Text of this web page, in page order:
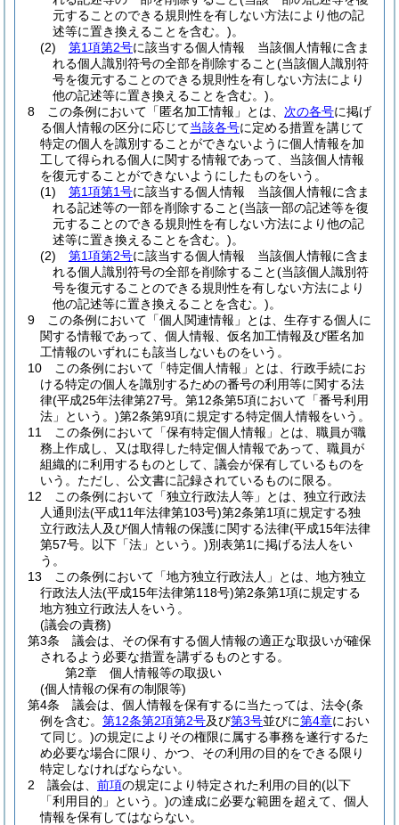
元することのできる規則性を有しない方法により他の記
述等に置き換えることを含む。)。
(2)
第1項第2号に該当する個人情報 当該個人情報に含ま
れる個人識別符号の全部を削除すること(当該個人識別符
号を復元することのできる規則性を有しない方法により
他の記述等に置き換えることを含む。)。
8
この条例において「匿名加工情報」とは、 次の各号に掲げ
る個人情報の区分に応じて当該各号に定める措置を講じて
特定の個人を識別することができないように個人情報を加
工して得られる個人に関する情報であって、当該個人情報
を復元することができないようにしたものをいう。
(1)
第1項第1号に該当する個人情報 当該個人情報に含ま
れる記述等の一部を削除すること(当該一部の記述等を復
元することのできる規則性を有しない方法により他の記
述等に置き換えることを含む。)。
(2)
第1項第2号に該当する個人情報 当該個人情報に含ま
れる個人識別符号の全部を削除すること(当該個人識別符
号を復元することのできる規則性を有しない方法により
他の記述等に置き換えることを含む。)。
9
この条例において「個人関連情報」とは、生存する個人に
関する情報であって、個人情報、仮名加工情報及び匿名加
工情報のいずれにも該当しないものをいう。
10
この条例において「特定個人情報」とは、行政手続にお
ける特定の個人を識別するための番号の利用等に関する法
律(平成25年法律第27号。第12条第5項において「番号利用
法」という。)第2条第9項に規定する特定個人情報をいう。
11
この条例において「保有特定個人情報」とは、職員が職
務上作成し、又は取得した特定個人情報であって、職員が
組織的に利用するものとして、議会が保有しているものを
いう。 ただし、公文書に記録されているものに限る。
12
この条例において「独立行政法人等」とは、独立行政法
人通則法(平成11年法律第103号)第2条第1項に規定する独
立行政法人及び個人情報の保護に関する法律(平成15年法律
第57号。以下「法」という。)別表第1に掲げる法人をい
う。
13
この条例において「地方独立行政法人」とは、地方独立
行政法人法(平成15年法律第118号)第2条第1項に規定する
地方独立行政法人をいう。
(議会の責務)
第3条
議会は、その保有する個人情報の適正な取扱いが確保
されるよう必要な措置を講ずるものとする。
第2章
個人情報等の取扱い
(個人情報の保有の制限等)
第4条
議会は、個人情報を保有するに当たっては、法令(条
例を含む。 第12条第2項第2号及び第3号並びに第4章におい
て同じ。)の規定によりその権限に属する事務を遂行するた
め必要な場合に限り、かつ、その利用の目的をできる限り
特定しなければならない。
2
議会は、 前項の規定により特定された利用の目的(以下
「利用目的」という。)の達成に必要な範囲を超えて、個人
情報を保有してはならない。